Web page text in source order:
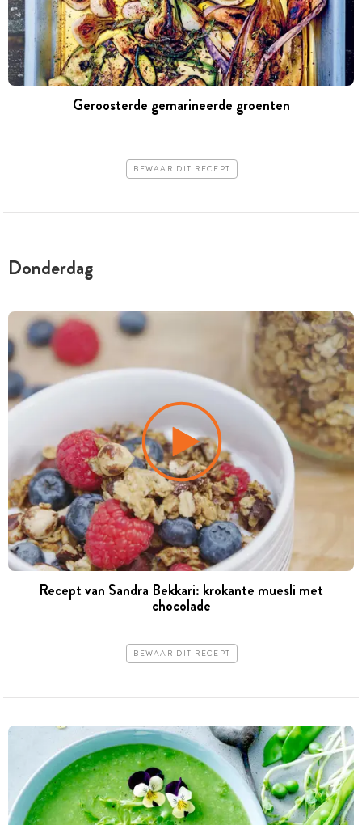
Geroosterde gemarineerde groenten
BEWAAR DIT RECEPT
Donderdag
Recept van Sandra Bekkari: krokante muesli met
chocolade
BEWAAR DIT RECEPT